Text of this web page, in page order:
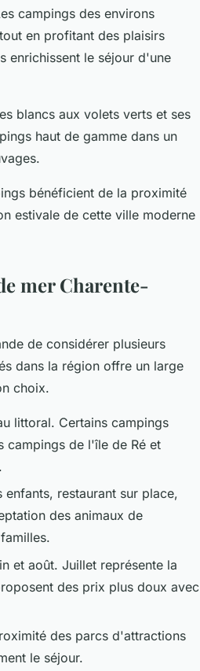
campings des environs
en profitant des plaisirs
enrichissent le séjour d'une
blancs aux volets verts et ses
haut de gamme dans un
bénéficient de la proximité
estivale de cette ville moderne
mer Charente-
de considérer plusieurs
dans la région offre un large
choix.
littoral. Certains campings
campings de l'île de Ré et
restaurant sur place,
des animaux de
et août. Juillet représente la
des prix plus doux avec
des parcs d'attractions
le séjour.